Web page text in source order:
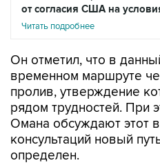
от согласия США на
Читать подробнее
Он отметил, что в
временном маршруте
пролив, утверждение
рядом трудностей. При
Омана обсуждают этот
консультаций новый
определен.